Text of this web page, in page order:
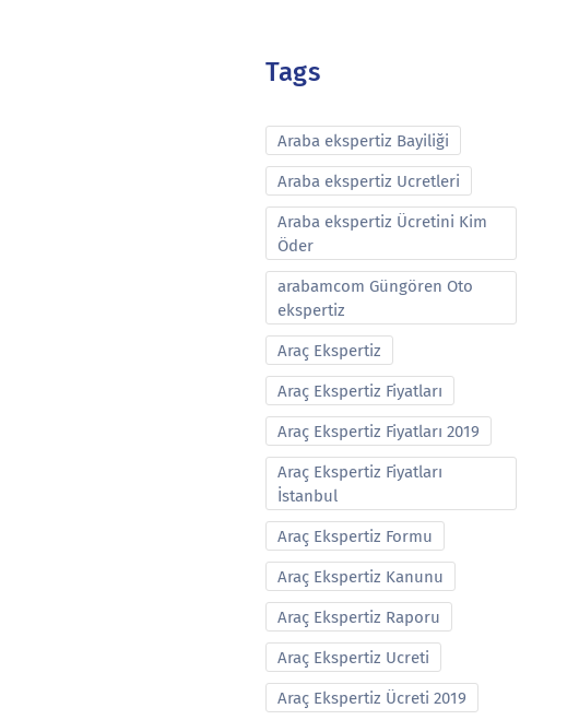
Tags
Araba ekspertiz Bayiliği
Araba ekspertiz Ucretleri
Araba ekspertiz Ücretini Kim
Öder
arabamcom Güngören Oto
ekspertiz
Araç Ekspertiz
Araç Ekspertiz Fiyatları
Araç Ekspertiz Fiyatları 2019
Araç Ekspertiz Fiyatları
İstanbul
Araç Ekspertiz Formu
Araç Ekspertiz Kanunu
Araç Ekspertiz Raporu
Araç Ekspertiz Ucreti
Araç Ekspertiz Ücreti 2019